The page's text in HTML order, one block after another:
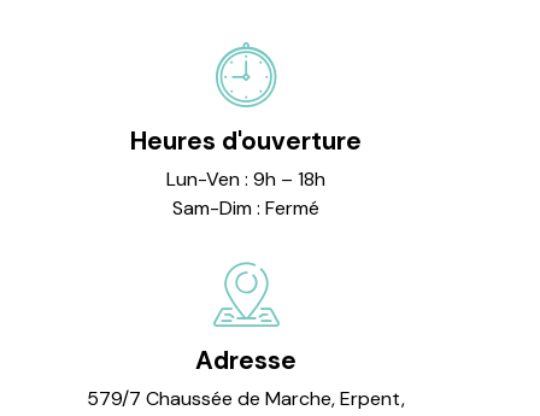
Heures d'ouverture
Lun-Ven : 9h – 18h
Sam-Dim : Fermé
Adresse
579/7 Chaussée de Marche, Erpent,